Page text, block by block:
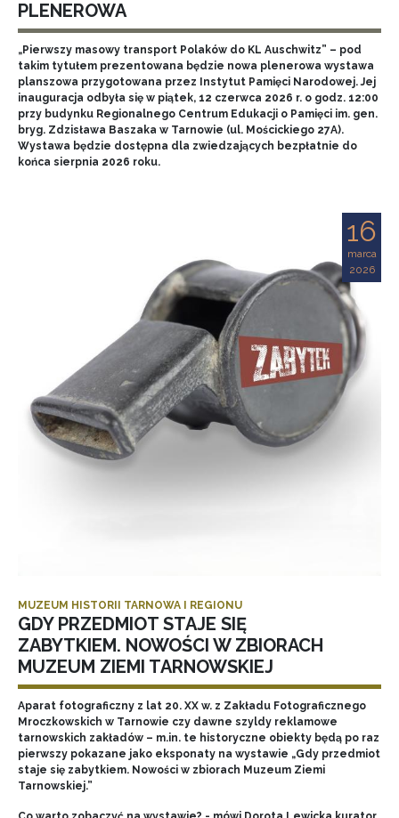
PLENEROWA
„Pierwszy masowy transport Polaków do KL Auschwitz” – pod
takim tytułem prezentowana będzie nowa plenerowa wystawa
planszowa przygotowana przez Instytut Pamięci Narodowej. Jej
inauguracja odbyła się w piątek, 12 czerwca 2026 r. o godz. 12:00
przy budynku Regionalnego Centrum Edukacji o Pamięci im. gen.
bryg. Zdzisława Baszaka w Tarnowie (ul. Mościckiego 27A).
Wystawa będzie dostępna dla zwiedzających bezpłatnie do
końca sierpnia 2026 roku.
16
marca
2026
MUZEUM HISTORII TARNOWA I REGIONU
GDY PRZEDMIOT STAJE SIĘ
ZABYTKIEM. NOWOŚCI W ZBIORACH
MUZEUM ZIEMI TARNOWSKIEJ
Aparat fotograficzny z lat 20. XX w. z Zakładu Fotograficznego
Mroczkowskich w Tarnowie czy dawne szyldy reklamowe
tarnowskich zakładów – m.in. te historyczne obiekty będą po raz
pierwszy pokazane jako eksponaty na wystawie „Gdy przedmiot
staje się zabytkiem. Nowości w zbiorach Muzeum Ziemi
Tarnowskiej.”